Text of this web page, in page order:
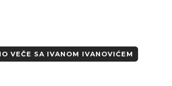
VEČE SA IVANOM IVANOVIĆEM